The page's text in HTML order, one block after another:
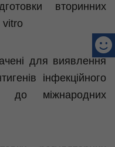
вторинних
vitro
для виявлення
інфекційного
до міжнародних